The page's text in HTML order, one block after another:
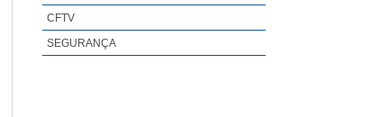
CFTV
SEGURANÇA